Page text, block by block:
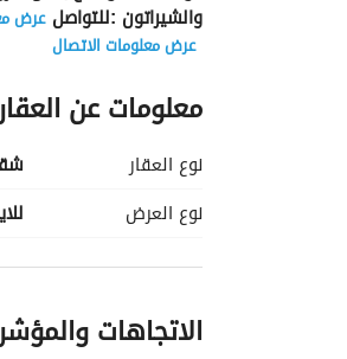
والشيراتون :للتواصل عرض
عرض معلومات الاتصال
عرض معلومات الاتصال
معلومات عن
نوع العقار
نوع العرض
الاتجاهات